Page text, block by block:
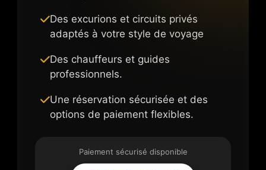
Des excurions et circuits privés
adaptés à votre style de voyage
Des chauffeurs et guides
professionnels.
Une réservation sécurisée et des
options de paiement flexibles.
Paiement sécurisé disponible